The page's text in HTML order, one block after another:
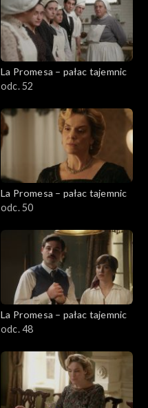
La Promesa – pałac tajemnic
odc. 52
La Promesa – pałac tajemnic
odc. 50
La Promesa – pałac tajemnic
odc. 48